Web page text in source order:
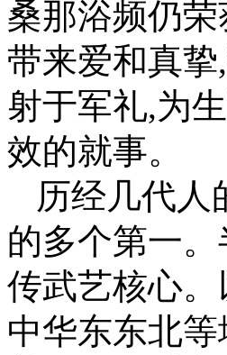
桑那浴频仍
带来爱和真
射于军礼,为
效的就事。
历经几代人
的多个第一
传武艺核心
中华东东北